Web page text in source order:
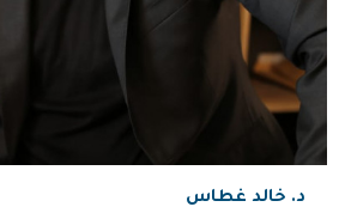
د. خالد غطاس